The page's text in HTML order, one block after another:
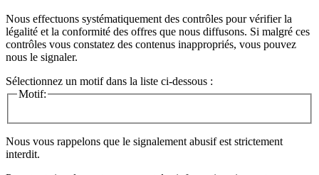
Nous effectuons systématiquement des contrôles pour vérifier la
légalité et la conformité des offres que nous diffusons. Si malgré ces
contrôles vous constatez des contenus inappropriés, vous pouvez
nous le signaler.
Sélectionnez un motif dans la liste ci-dessous :
Motif:
Nous vous rappelons que le signalement abusif est strictement
interdit.